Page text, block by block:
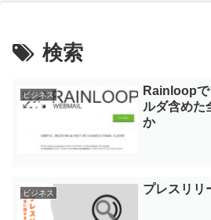
検索
ビジネス
Rainloopで
ルダ含めた
か
ビジネス プレスリリ